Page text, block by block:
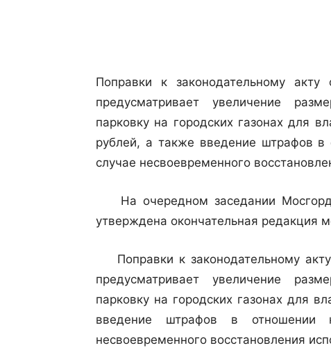
Поправки к законодательному акту
предусматривает увеличение
парковку на городских газонах для
рублей, а также введение штрафов в
случае несвоевременного
На очередном заседании
утверждена окончательная редакция
Поправки к законодательному
предусматривает увеличение
парковку на городских газонах для
введение штрафов в отношении
несвоевременного восстановления